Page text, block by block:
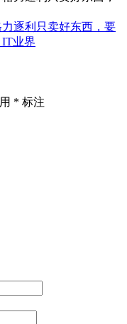
逐利只卖好东西，要
IT业界
* 标注